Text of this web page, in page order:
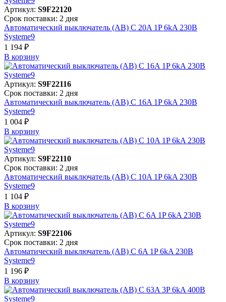
Артикул: S9F22120
Срок поставки: 2 дня
Автоматический выключатель (АВ) C 20A 1P 6kA 230В
Systeme9
1 194 ₽
В корзинy
Артикул: S9F22116
Срок поставки: 2 дня
Автоматический выключатель (АВ) C 16A 1P 6kA 230В
Systeme9
1 004 ₽
В корзинy
Артикул: S9F22110
Срок поставки: 2 дня
Автоматический выключатель (АВ) C 10A 1P 6kA 230В
Systeme9
1 104 ₽
В корзинy
Артикул: S9F22106
Срок поставки: 2 дня
Автоматический выключатель (АВ) C 6A 1P 6kA 230В
Systeme9
1 196 ₽
В корзинy